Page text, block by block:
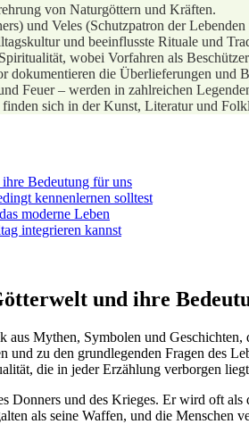
von Naturgöttern ​und Kräften.
und ‍Veles (Schutzpatron der Lebenden
und⁢ beeinflusste Rituale und
wobei Vorfahren als‌
die Überlieferungen und
Feuer – werden in zahlreichen
sich in der Kunst, Literatur und
Bedeutung für uns
kennenlernen solltest
moderne Leben
integrieren kannst
und ihre
aus Mythen, Symbolen und
und zu den grundlegenden Fragen des
die in jeder Erzählung verborgen
Donners und des Krieges. Er wird​ oft
als seine Waffen, ​und die Menschen